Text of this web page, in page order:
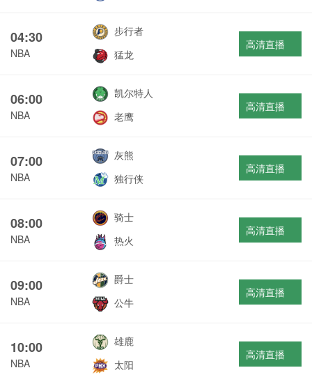
04:30
NBA
步行者
猛龙
高清直播
06:00
NBA
凯尔特人
老鹰
高清直播
07:00
NBA
灰熊
独行侠
高清直播
08:00
NBA
骑士
热火
高清直播
09:00
NBA
爵士
公牛
高清直播
10:00
NBA
雄鹿
太阳
高清直播